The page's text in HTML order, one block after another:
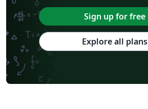
Sign up for free
Explore all plans